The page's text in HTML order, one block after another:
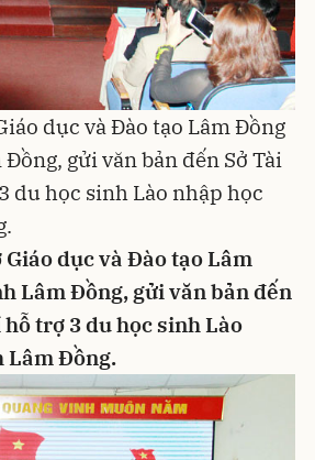
dục và Đào tạo Lâm Đồng
gửi văn bản đến Sở Tài
học sinh Lào nhập học
dục và Đào tạo Lâm
Lâm Đồng, gửi văn bản đến
trợ 3 du học sinh Lào
Lâm Đồng.